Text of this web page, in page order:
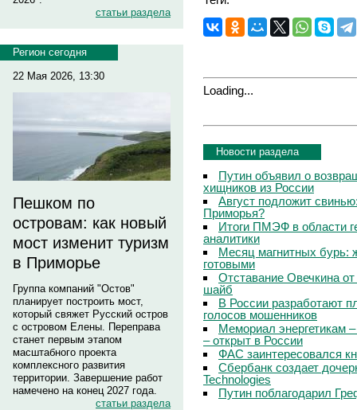
статьи раздела
Регион сегодня
22 Мая 2026, 13:30
Пешком по
островам: как новый
мост изменит туризм
в Приморье
Группа компаний "Остов"
планирует построить мост,
который свяжет Русский остров
с островом Елены. Переправа
станет первым этапом
масштабного проекта
комплексного развития
территории. Завершение работ
намечено на конец 2027 года.
статьи раздела
Loading...
Новости раздела
Путин объявил о
хищников из России
Август подложит
Приморья?
Итоги ПМЭФ в области
аналитики
Месяц магнитных бурь:
готовыми
Отставание Овечкина
шайб
В России разработают
голосов мошенников
Мемориал энергетикам
– открыт в России
ФАС заинтересовался
Сбербанк создает
Technologies
Путин поблагодарил